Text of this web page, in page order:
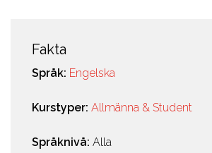
Fakta
Språk: Engelska
Kurstyper: Allmänna & Student
Språknivå: Alla